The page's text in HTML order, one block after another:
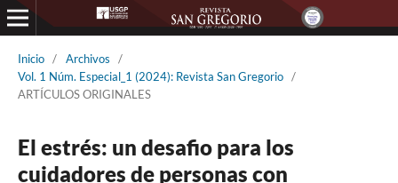
Inicio / Archivos
/
Vol. 1 Núm. Especial_1 (2024): Revista San Gregorio /
ARTÍCULOS ORIGINALES
El estrés: un desafio para los
cuidadores de personas con